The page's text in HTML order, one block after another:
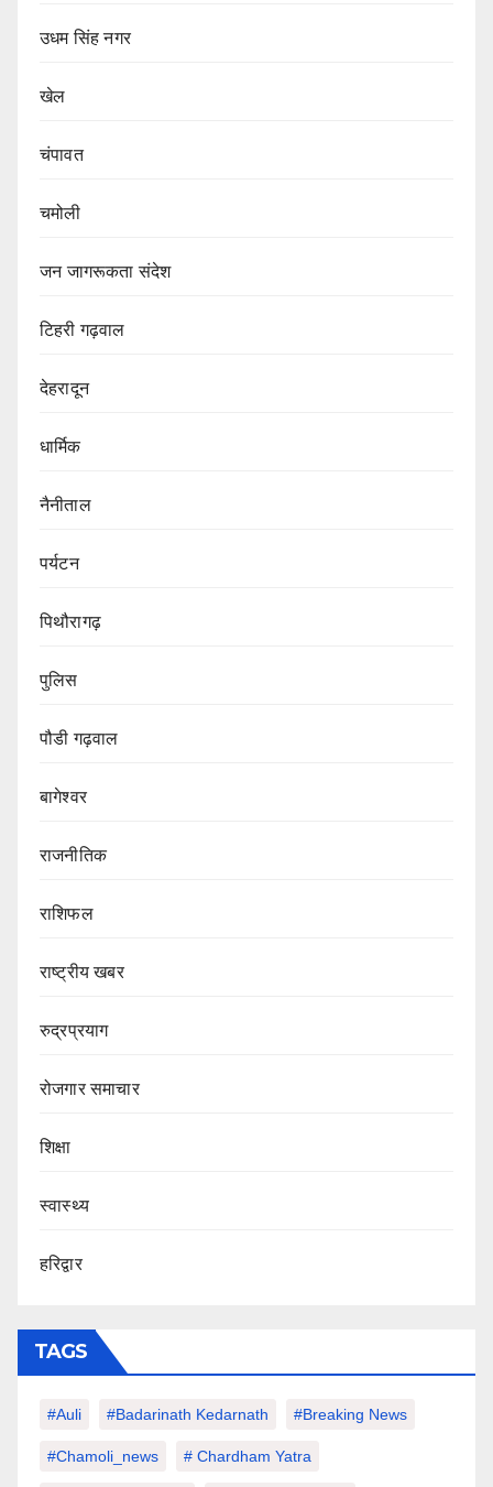
उधम सिंह नगर
खेल
चंपावत
चमोली
जन जागरूकता संदेश
टिहरी गढ़वाल
देहरादून
धार्मिक
नैनीताल
पर्यटन
पिथौरागढ़
पुलिस
पौडी गढ़वाल
बागेश्वर
राजनीतिक
राशिफल
राष्ट्रीय खबर
रुद्रप्रयाग
रोजगार समाचार
शिक्षा
स्वास्थ्य
हरिद्वार
TAGS
#auli #Badarinath Kedarnath #Breaking News
#chamoli_news # Chardham Yatra